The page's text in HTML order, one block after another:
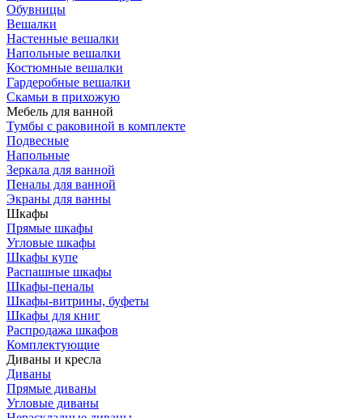
Обувницы
Вешалки
Настенные вешалки
Напольные вешалки
Костюмные вешалки
Гардеробные вешалки
Скамьи в прихожую
Мебель для ванной
Тумбы c раковиной в комплекте
Подвесные
Напольные
Зеркала для ванной
Пеналы для ванной
Экраны для ванны
Шкафы
Прямые шкафы
Угловые шкафы
Шкафы купе
Распашные шкафы
Шкафы-пеналы
Шкафы-витрины, буфеты
Шкафы для книг
Распродажа шкафов
Комплектующие
Диваны и кресла
Диваны
Прямые диваны
Угловые диваны